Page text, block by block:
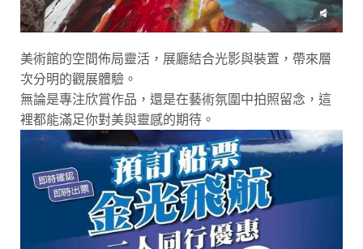
美術館的空間佈局靈活，展廳結合光影與裝置，帶來層
次分明的觀展體驗。
無論是專注欣賞作品，還是在藝術氛圍中拍照留念，這
裡都能滿足你對美與靈感的期待。